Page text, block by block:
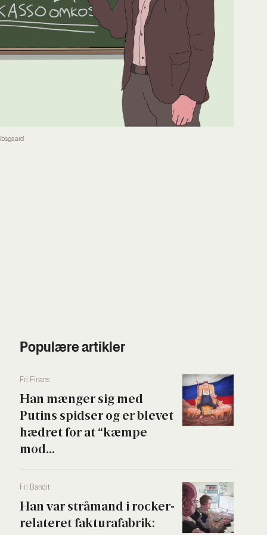
Populære artikler
Fri Finans
Han mæn­ger sig med
Putins spid­ser og er ble­vet
hædret for at “kæm­pe
mod...
Fri Ban­dit
Han var strå­mand i rock­er­
re­la­te­ret fak­tura­fa­brik: